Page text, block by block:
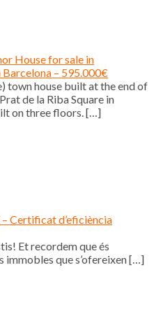
House for sale in
– 595.000€
town house built at the end of
de la Riba Square in
on three floors.[…]
– Certificat d’eficiència
Et recordem que és
que s’ofereixen[…]